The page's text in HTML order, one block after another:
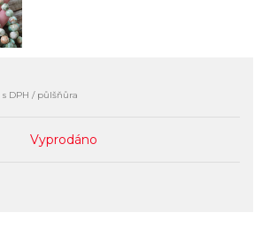
s DPH / půlšňůra
Vyprodáno